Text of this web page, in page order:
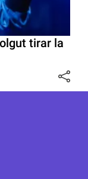
tirar la